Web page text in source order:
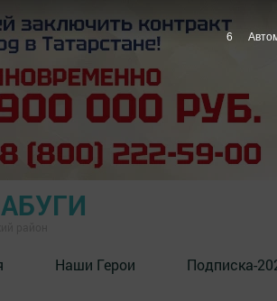
Наши Герои Подписка-
5